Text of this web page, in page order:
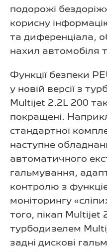
подорожі
корисну
та диференціала,
нахил автомобіля
Функції безпеки
у новій версії з
Multijet 2.2L 200
покращені.
стандартної
наступне
автоматичного
гальмування,
контролю з
моніторингу
того, пікап Multijet
турбодизелем
задні дискові